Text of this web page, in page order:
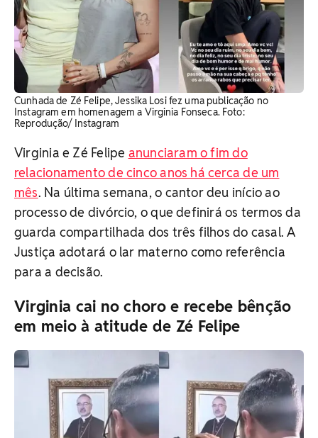
Cunhada de Zé Felipe, Jessika Losi fez uma publicação no
Instagram em homenagem a Virginia Fonseca. Foto:
Reprodução/ Instagram
Virginia e Zé Felipe anunciaram o fim do
relacionamento de cinco anos há cerca de um
mês. Na última semana, o cantor deu início ao
processo de divórcio, o que definirá os termos da
guarda compartilhada dos três filhos do casal. A
Justiça adotará o lar materno como referência
para a decisão.
Virginia cai no choro e recebe bênção
em meio à atitude de Zé Felipe